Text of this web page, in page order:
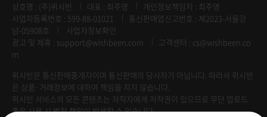
상호명 : (주)위시빈 대표 : 최주영
개인정보책임자 : 최주영
사업자등록번호 : 599-88-01021
통신판매업신고번호 : 제2023-서울강
남-05908호
사업자정보확인
광고 및 제휴 : support@wishbeen.com
고객센터 : cs@wishbeen.co
m
위시빈은 통신판매중개자이며 통신판매의 당사자가 아닙니다. 따라서 위시빈
은 상품·거래정보에 대하여 책임을 지지 않습니다.
위시빈 서비스의 모든 콘텐츠는 저작자에게 저작권이 있으므로 무단 업로드
혹은 사용 시 법적 책임이 발생할 수 있습니다.